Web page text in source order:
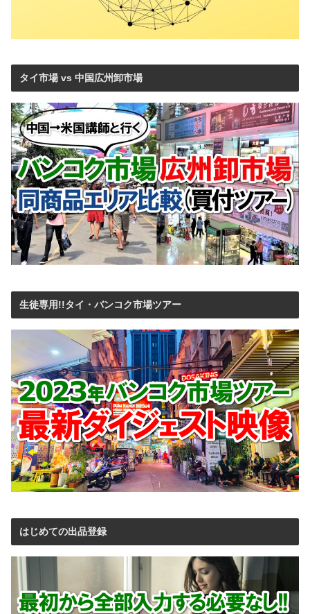
タイ市場 vs 中国広州卸市場
生徒専用!!タイ・バンコク市場ツアー
はじめての出品登録